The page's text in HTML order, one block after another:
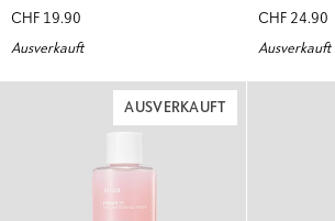
CHF 19.90
Ausverkauft
Glow
Milky
CHF 24.90
Ausverkauft
AUSVERKAUFT